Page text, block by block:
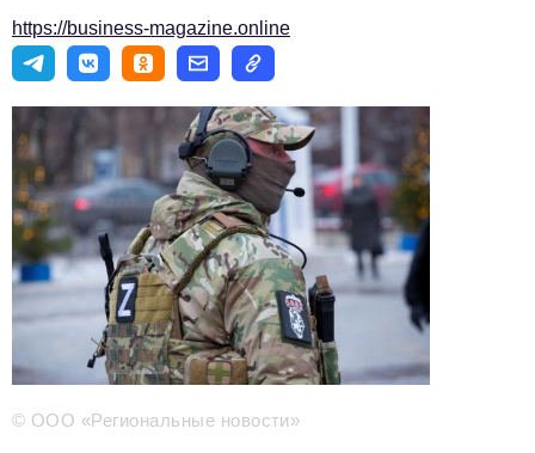
Импортозамещение
Мероприятия
Авторские материалы
Видео
Телефон редакции:+7 495 727-01-67
Электронные почты редакции:
Информационный отдел
info@business-magazine.online
Отдел рекламы
reklama@business-magazine.online
https://business-magazine.online
© ООО «Региональные новости»